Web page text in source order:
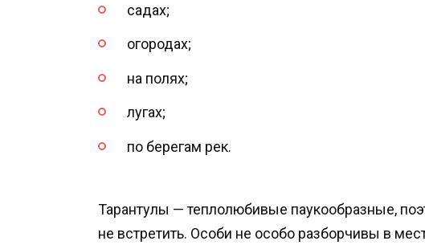
садах;
огородах;
на полях;
лугах;
по берегам рек.
Тарантулы — теплолюбивые паукообразные,
не встретить. Особи не особо разборчивы в